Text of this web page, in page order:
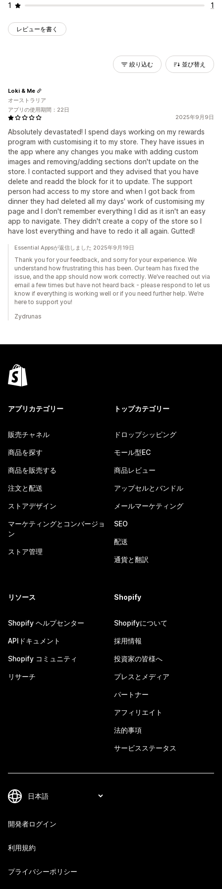
1 1
レビューを書く
絞り込む 並び替え
2025年9月9日
Absolutely devastated! I spend days working on my rewards
program with customising it to my store. They have issues in
the app where any changes you make with adding custom
images and removing/adding sections don't update on the
store. I contacted support and they advised that you have
delete and readd the block for it to update. The support
person had access to my store and when I got back from
dinner they had deleted all my days' work of customising my
page and I don't remember everything I did as it isn't an easy
app to navigate. They didn't create a copy of the store so I
have lost everything and have to redo it all again. Gutted!
Loki & Me
オーストラリア
アプリの使用期間：22日
Essential Appsが返信しました 2025年9月19日
Thank you for your feedback, and sorry for your experience. We
understand how frustrating this has been. Our team has fixed the
issue, and the app should now work correctly. We’ve reached out via
email a few times but have not heard back - please respond to let us
know if everything is working well or if you need further help. We’re
here to support you!
Zydrunas
アプリカテゴリー
販売チャネル
商品を探す
商品を販売する
注文と配送
ストアデザイン
マーケティングとコンバージョ
ン
ストア管理
トップカテゴリー
ドロップシッピング
モール型EC
商品レビュー
アップセルとバンドル
メールマーケティング
SEO
配送
通貨と翻訳
リソース
Shopify ヘルプセンター
APIドキュメント
Shopify コミュニティ
リサーチ
Shopify
Shopifyについて
採用情報
投資家の皆様へ
プレスとメディア
パートナー
アフィリエイト
法的事項
サービスステータス
開発者ログイン
利用規約
プライバシーポリシー